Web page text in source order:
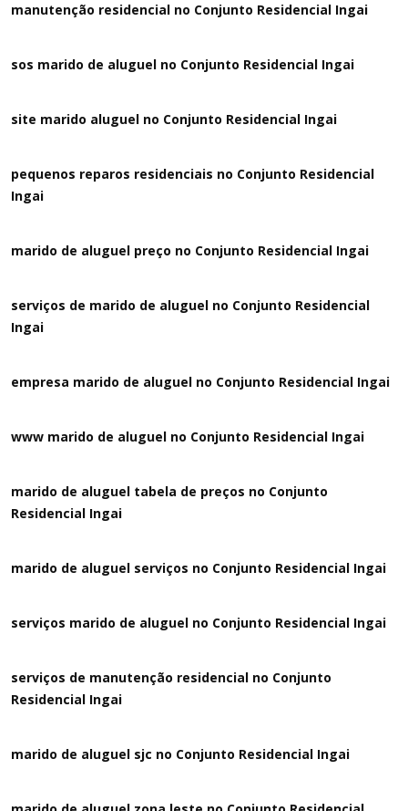
manutenção residencial no Conjunto Residencial Ingai
sos marido de aluguel no Conjunto Residencial Ingai
site marido aluguel no Conjunto Residencial Ingai
pequenos reparos residenciais no Conjunto Residencial
Ingai
marido de aluguel preço no Conjunto Residencial Ingai
serviços de marido de aluguel no Conjunto Residencial
Ingai
empresa marido de aluguel no Conjunto Residencial Ingai
www marido de aluguel no Conjunto Residencial Ingai
marido de aluguel tabela de preços no Conjunto
Residencial Ingai
marido de aluguel serviços no Conjunto Residencial Ingai
serviços marido de aluguel no Conjunto Residencial Ingai
serviços de manutenção residencial no Conjunto
Residencial Ingai
marido de aluguel sjc no Conjunto Residencial Ingai